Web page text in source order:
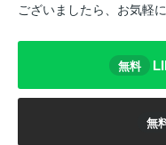
ございましたら、お気軽
無料
無